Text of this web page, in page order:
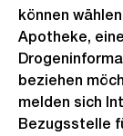
können
Apotheke,
beziehen
melden sich
Bezugsstelle